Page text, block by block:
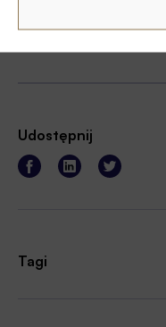
Udostępnij
Tagi